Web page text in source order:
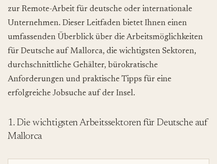
zur Remote-Arbeit für deutsche oder internationale
Unternehmen. Dieser Leitfaden bietet Ihnen einen
umfassenden Überblick über die Arbeitsmöglichkeiten
für Deutsche auf Mallorca, die wichtigsten Sektoren,
durchschnittliche Gehälter, bürokratische
Anforderungen und praktische Tipps für eine
erfolgreiche Jobsuche auf der Insel.
1. Die wichtigsten Arbeitssektoren für Deutsche auf
Mallorca